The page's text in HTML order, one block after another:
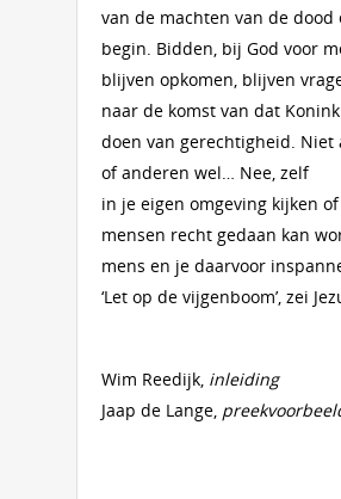
van de machten van de dood
begin. Bidden, bij God voor
blijven opkomen, blijven
naar de komst van dat
doen van gerechtigheid. Niet
of anderen wel… Nee, zelf
in je eigen omgeving kijken
mensen recht gedaan kan
mens en je daarvoor
‘Let op de vijgenboom’, zei
Wim Reedijk, inleiding
Jaap de Lange,